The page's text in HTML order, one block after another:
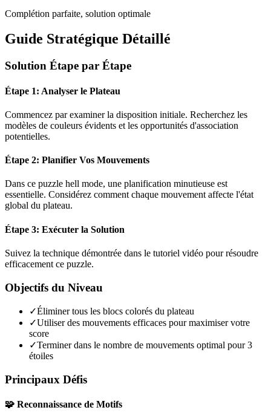
Complétion parfaite, solution optimale
Guide Stratégique Détaillé
Solution Étape par Étape
Étape 1: Analyser le Plateau
Commencez par examiner la disposition initiale. Recherchez les
modèles de couleurs évidents et les opportunités d'association
potentielles.
Étape 2: Planifier Vos Mouvements
Dans ce puzzle hell mode, une planification minutieuse est
essentielle. Considérez comment chaque mouvement affecte l'état
global du plateau.
Étape 3: Exécuter la Solution
Suivez la technique démontrée dans le tutoriel vidéo pour résoudre
efficacement ce puzzle.
Objectifs du Niveau
✓Éliminer tous les blocs colorés du plateau
✓Utiliser des mouvements efficaces pour maximiser votre
score
✓Terminer dans le nombre de mouvements optimal pour 3
étoiles
Principaux Défis
🧩 Reconnaissance de Motifs